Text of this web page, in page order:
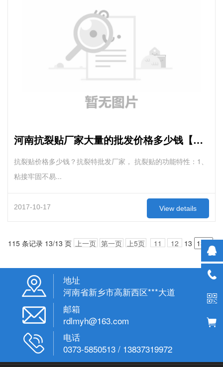
河南抗裂贴厂家大量的批发价格多少钱【河南抗裂贴】
抗裂贴价格多少钱？抗裂特批发厂家， 抗裂贴的功能特性：1、
粘接牢固不易...
2017-10-17 View details
115 条记录 13/13 页 上一页 第一页 上5页 11 12 13
地址
河南省新乡市高新西区***大道
邮箱
rdlmyh@163.com
电话
0373-5850513 / 13837319972